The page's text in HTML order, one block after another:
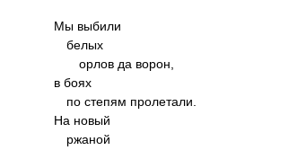
Мы выбили
белых
орлов да ворон,
в боях
по степям пролетали.
На новый
ржаной